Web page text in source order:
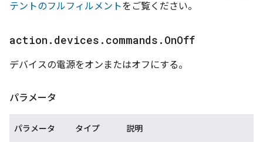
テントのフルフィルメントをご覧ください。
action . devices . commands . OnOff
デバイスの電源をオンまたはオフにする。
パラメータ
パラメータ タイプ 説明